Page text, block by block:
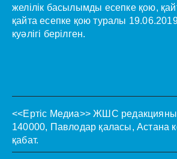
желілік басылымды есепке қою,
қайта есепке қою туралы
куәлігі берілген.
<<Ертіс Медиа>> ЖШС
140000, Павлодар қаласы, Астана
қабат.